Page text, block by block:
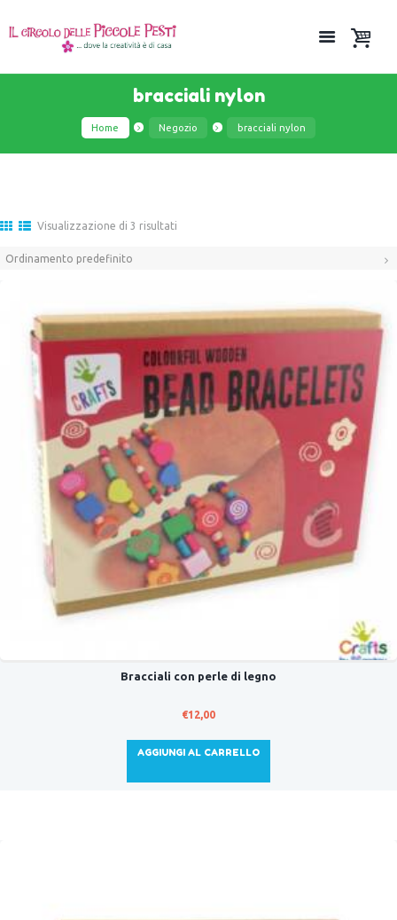
bracciali nylon
Home Negozio bracciali nylon
Visualizzazione di 3 risultati
Bracciali con perle di legno
€12,00
AGGIUNGI AL CARRELLO